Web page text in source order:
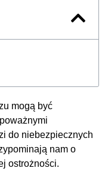
mogą być
do niebezpiecznych
nam o
ostrożności.